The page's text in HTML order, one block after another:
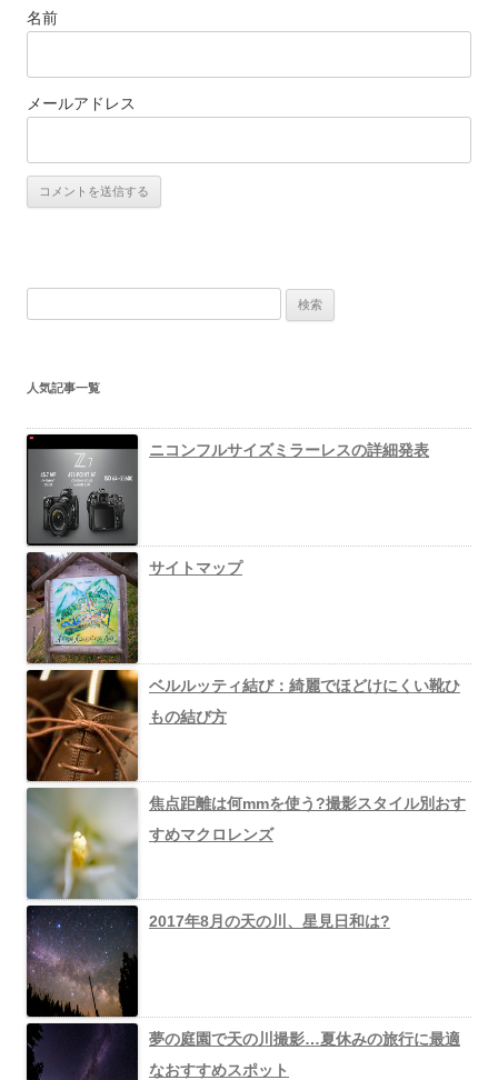
名前
メールアドレス
人気記事一覧
ニコンフルサイズミラーレスの詳細発表
サイトマップ
ベルルッティ結び：綺麗でほどけにくい靴ひ
もの結び方
焦点距離は何mmを使う?撮影スタイル別おす
すめマクロレンズ
2017年8月の天の川、星見日和は?
夢の庭園で天の川撮影…夏休みの旅行に最適
なおすすめスポット